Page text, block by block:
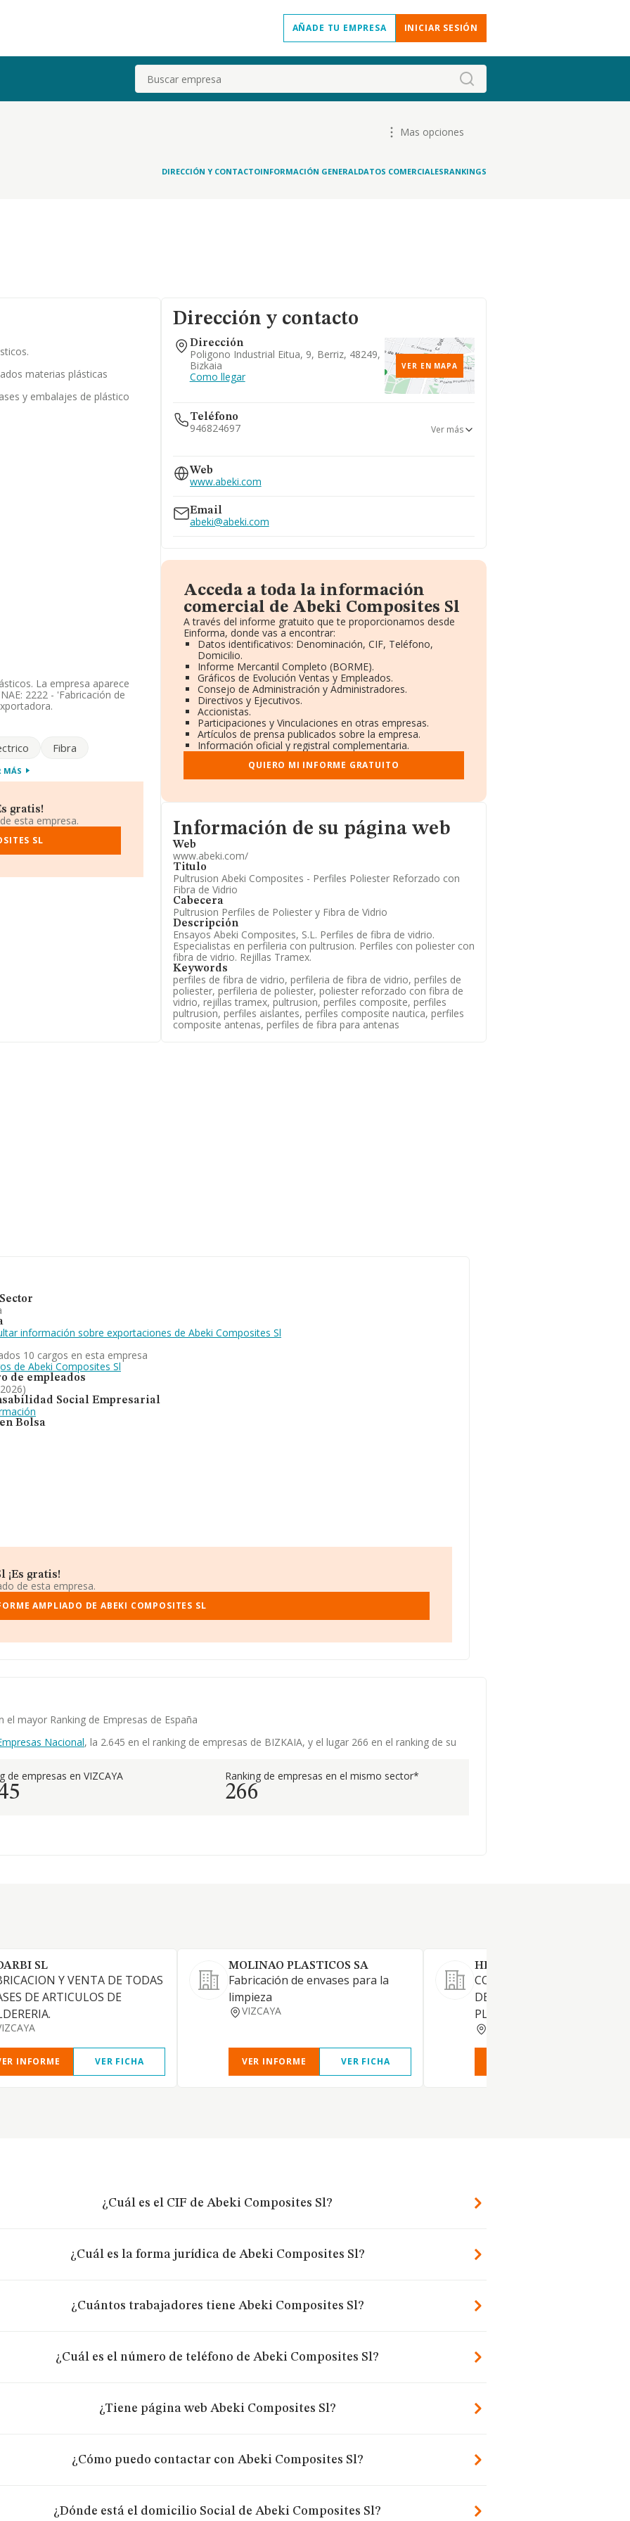
AÑADE TU EMPRESA INICIAR SESIÓN
Buscar
Mas opciones
DIRECCIÓN Y CONTACTOINFORMACIÓN GENERALDATOS COMERCIALESRANKINGS
materias plásticas
y embalajes de plástico
La empresa aparece
2222 - 'Fabricación de
en INFORMA, el número
de 3 puestos en el
delante de la empresa están
yPlasticos Palmar S.L
En 2025, destacan
como mejores empresas
peor se encuentran:
S.L. En 2025, la
Fibra
MÁS
gratis!
esta empresa.
SL
Dirección y contacto
Dirección
Poligono Industrial Eitua, 9, Berriz, 48249,
Bizkaia
Como llegar
VER EN MAPA
Teléfono
946824697
Ver teléfono 609...
Ver más
Web
www.abeki.com
Email
abeki@abeki.com
Acceda a toda la información
comercial de Abeki Composites Sl
A través del informe gratuito que te proporcionamos desde
Einforma, donde vas a encontrar:
Datos identificativos: Denominación, CIF, Teléfono,
Domicilio.
Informe Mercantil Completo (BORME).
Gráficos de Evolución Ventas y Empleados.
Consejo de Administración y Administradores.
Directivos y Ejecutivos.
Accionistas.
Participaciones y Vinculaciones en otras empresas.
Artículos de prensa publicados sobre la empresa.
Información oficial y registral complementaria.
QUIERO MI INFORME GRATUITO
Informacion de su página web
Información de su página web
Web
www.abeki.com/
Titulo
Pultrusion Abeki Composites - Perfiles Poliester Reforzado con
Fibra de Vidrio
Cabecera
Pultrusion Perfiles de Poliester y Fibra de Vidrio
Descripción
Ensayos Abeki Composites, S.L. Perfiles de fibra de vidrio.
Especialistas en perfileria con pultrusion. Perfiles con poliester con
fibra de vidrio. Rejillas Tramex.
Keywords
perfiles de fibra de vidrio, perfileria de fibra de vidrio, perfiles de
poliester, perfileria de poliester, poliester reforzado con fibra de
vidrio, rejillas tramex, pultrusion, perfiles composite, perfiles
pultrusion, perfiles aislantes, perfiles composite nautica, perfiles
composite antenas, perfiles de fibra para antenas
información sobre exportaciones de Abeki Composites Sl
10 cargos en esta empresa
de Abeki Composites Sl
de empleados
Social Empresarial
Bolsa
¡Es gratis!
de esta empresa.
AMPLIADO DE ABEKI COMPOSITES SL
mayor Ranking de Empresas de España
Nacional, la 2.645 en el ranking de empresas de BIZKAIA, y el lugar 266 en el ranking de su
de empresas en VIZCAYA Ranking de empresas en el mismo sector*
266
SL
Y VENTA DE TODAS
DE ARTICULOS DE
INFORME VER FICHA
MOLINAO PLASTICOS SA
Fabricación de envases para la
limpieza
VIZCAYA
VER INFORME VER FICHA
HELGUEFER SL
COMPRA VENTA AL POR
DE ARTICULOS DE MATERIA
PLASTICA.
¿Cuál es el CIF de Abeki Composites Sl?
¿Cuál es la forma jurídica de Abeki Composites Sl?
¿Cuántos trabajadores tiene Abeki Composites Sl?
¿Cuál es el número de teléfono de Abeki Composites Sl?
¿Tiene página web Abeki Composites Sl?
¿Cómo puedo contactar con Abeki Composites Sl?
¿Dónde está el domicilio Social de Abeki Composites Sl?